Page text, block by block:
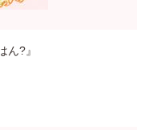
?』